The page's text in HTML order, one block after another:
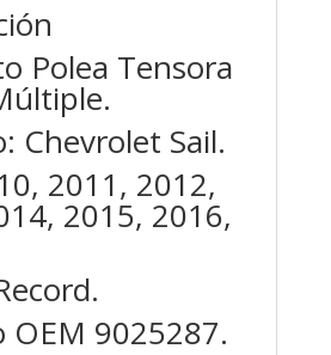
Polea Tensora
Chevrolet Sail.
2011, 2012,
2015, 2016,
OEM 9025287.